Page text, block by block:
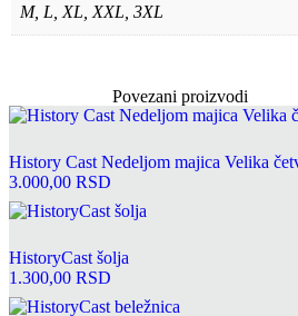
M, L, XL, XXL, 3XL
Povezani proizvodi
History Cast Nedeljom majica Velika
3.000,00 RSD
Ovaj
ima
više
varijanti.
Opcije
biti
izabrane
na
HistoryCast šolja
1.300,00 RSD